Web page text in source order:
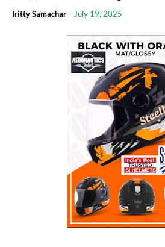
Iritty Samachar - July 19, 2025